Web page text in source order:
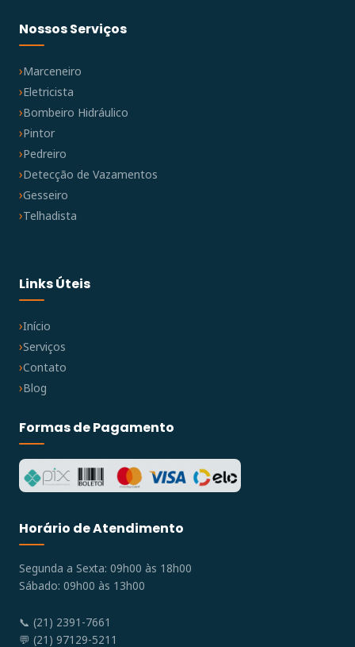
Nossos Serviços
Marceneiro
Eletricista
Bombeiro Hidráulico
Pintor
Pedreiro
Detecção de Vazamentos
Gesseiro
Telhadista
Links Úteis
Início
Serviços
Contato
Blog
Formas de Pagamento
Horário de Atendimento
Segunda a Sexta: 09h00 às 18h00
Sábado: 09h00 às 13h00
📞 (21) 2391-7661
💬 (21) 97129-5211